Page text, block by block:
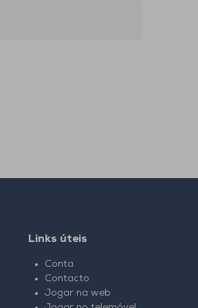
Links úteis
Conta
Contacto
Jogar na web